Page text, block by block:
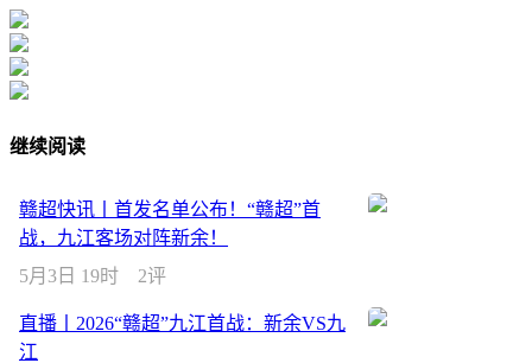
继续阅读
赣超快讯丨首发名单公布！“赣超”首
战，九江客场对阵新余！
5月3日 19时
2评
直播丨2026“赣超”九江首战：新余VS九
江